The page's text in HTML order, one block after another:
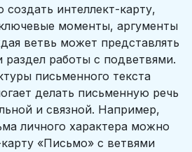
интеллект-карту,
моменты, аргументы
ветвь может представлять
раздел работы с подветвями.
письменного текста
делать письменную речь
и связной. Например,
личного характера можно
«Письмо» с ветвями